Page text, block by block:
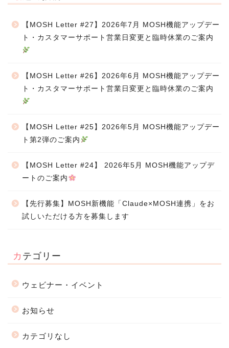
【MOSH Letter #27】2026年7月 MOSH機能アップデー
ト・カスタマーサポート営業日変更と臨時休業のご案内
【MOSH Letter #26】2026年6月 MOSH機能アップデー
ト・カスタマーサポート営業日変更と臨時休業のご案内
【MOSH Letter #25】2026年5月 MOSH機能アップデー
ト第2弾のご案内
【MOSH Letter #24】 2026年5月 MOSH機能アップデ
ートのご案内
【先行募集】MOSH新機能「Claude×MOSH連携」をお
試しいただける方を募集します
カテゴリー
ウェビナー・イベント
お知らせ
カテゴリなし